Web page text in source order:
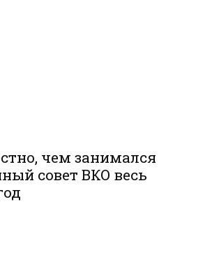
чем занимался
совет ВКО весь